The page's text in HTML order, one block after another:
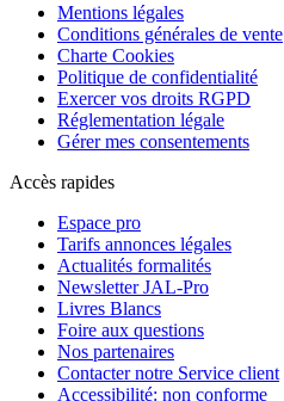
Mentions légales
Conditions générales de vente
Charte Cookies
Politique de confidentialité
Exercer vos droits RGPD
Réglementation légale
Gérer mes consentements
Accès rapides
Espace pro
Tarifs annonces légales
Actualités formalités
Newsletter JAL-Pro
Livres Blancs
Foire aux questions
Nos partenaires
Contacter notre Service client
Accessibilité: non conforme